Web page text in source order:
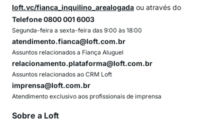
loft.vc/fianca_inquilino_arealogada ou através do
Telefone 0800 001 6003
Segunda-feira a sexta-feira das 9:00 às 18:00
atendimento.fianca@loft.com.br
Assuntos relacionados a Fiança Aluguel
relacionamento.plataforma@loft.com.br
Assuntos relacionados ao CRM Loft
imprensa@loft.com.br
Atendimento exclusivo aos profissionais de imprensa
Sobre a Loft